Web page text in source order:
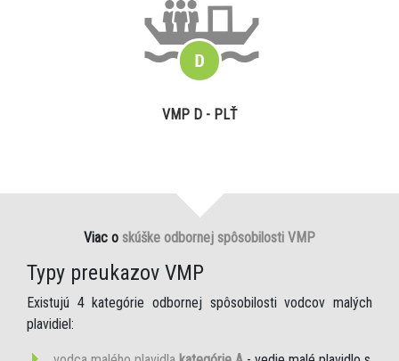
VMP D - PLŤ
Viac o skúške odbornej spôsobilosti VMP
Typy preukazov VMP
Existujú 4 kategórie odbornej spôsobilosti vodcov malých
plavidiel: